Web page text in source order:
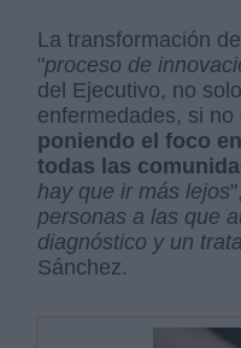
La transformación
"proceso de
del Ejecutivo, no
enfermedades, si
poniendo el foco
todas las
hay que ir más lejos
personas a las que
diagnóstico y un
Sánchez.